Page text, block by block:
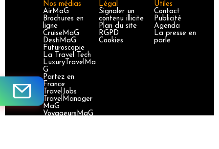
Nos médias
AirMaG
Brochures en
ligne
CruiseMaG
DestiMaG
Futuroscopie
La Travel Tech
LuxuryTravelMa
G
Partez en
France
TravelJobs
TravelManager
MaG
VoyageursMaG
Légal
Signaler un
contenu illicite
Plan du site
RGPD
Cookies
Utiles
Contact
Publicité
Agenda
La presse en
parle